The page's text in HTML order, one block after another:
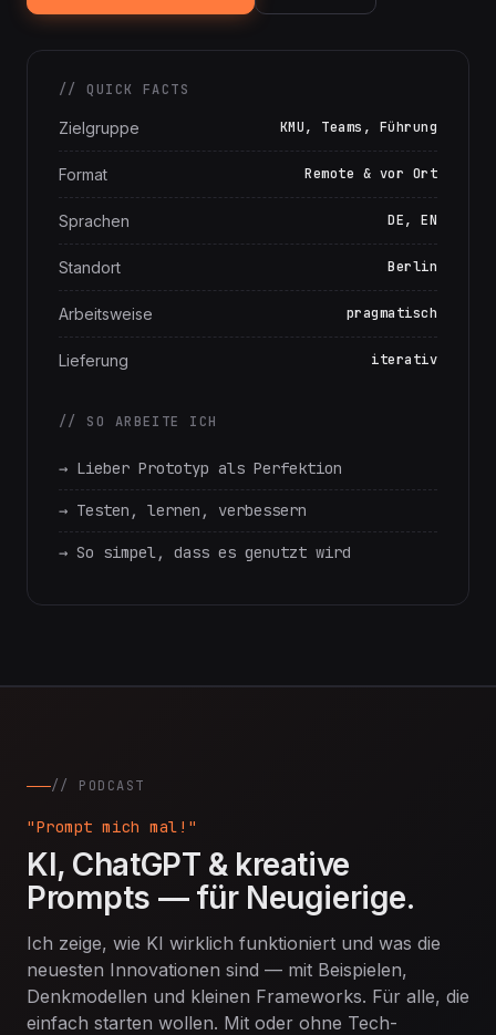
Erstgespräch buchen→ LinkedIn
Zielgruppe KMU, Teams, Führung
Format Remote & vor Ort
Sprachen DE, EN
Standort Berlin
Arbeitsweise pragmatisch
→ Lieber Prototyp als Perfektion
→ Testen, lernen, verbessern
"Prompt mich mal!"
KI, ChatGPT & kreative
Prompts — für Neugierige.
Ich zeige, wie KI wirklich funktioniert und was die
neuesten Innovationen sind — mit Beispielen,
Denkmodellen und kleinen Frameworks. Für alle, die